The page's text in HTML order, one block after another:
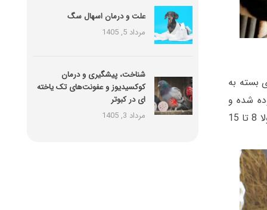
و شدت بیماری بسته به
شده و
وضعیت سیستم ایمنی حیوان بستگس دارد. طول دوره بهبودی بیماری تب برفکی نیز معمولا 8 تا 15
علت و درمان اسهال سگ
مرداد 5, 1405
شناخت، پیشگیری و درمان
کوکسیدیوز و عفونت‌های تک یاخته
ای در کبوتر
مرداد 3, 1405